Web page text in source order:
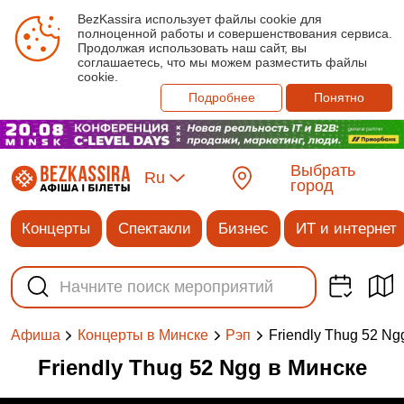
BezKassira использует файлы cookie для
полноценной работы и совершенствования сервиса.
Продолжая использовать наш сайт, вы
соглашаетесь, что мы можем разместить файлы
cookie.
Подробнее
Понятно
Ru
Выбрать
город
Концерты Спектакли Бизнес ИТ и интернет
Афиша Концерты в Минске Рэп Friendly Thug 52
Friendly Thug 52 Ngg в Минске